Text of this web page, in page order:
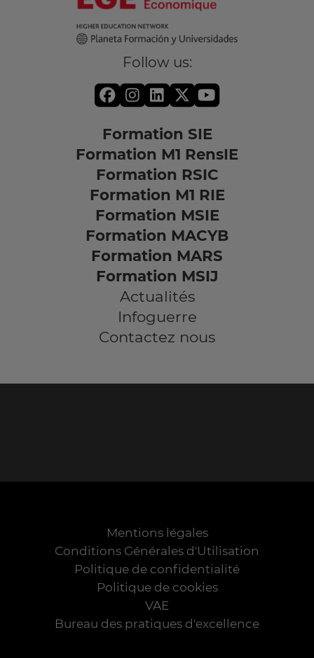
Follow us:
Formation SIE
Formation M1 RensIE
Formation RSIC
Formation M1 RIE
Formation MSIE
Formation MACYB
Formation MARS
Formation MSIJ
Actualités
Infoguerre
Contactez nous
Mentions légales
Conditions Générales d'Utilisation
Politique de confidentialité
Politique de cookies
VAE
Bureau des pratiques d'excellence